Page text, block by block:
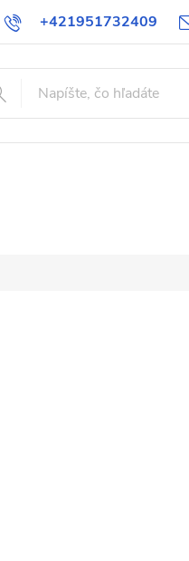
+421951732409
Blog Obchodné podmienky